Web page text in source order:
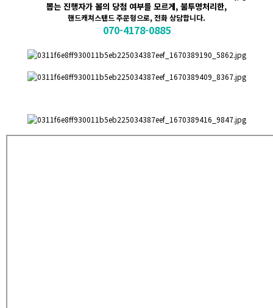
뽑는 진행자가 볼의 당첨 여부를 모르게, 불투명처리한,
핸드캐쳐스탠드 주문형으로, 전화 상담합니다.
070-4178-0885